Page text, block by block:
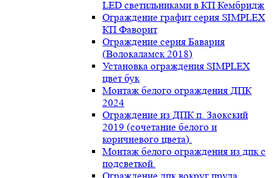
LED светильниками в КП Кембридж
Ограждение графит серия SIMPLEX
КП Фаворит
Ограждение серия Бавария
(Волокаламск 2018)
Установка ограждения SIMPLEX
цвет бук
Монтаж белого ограждения ДПК
2024
Ограждение из ДПК п. Заокский
2019 (сочетание белого и
коричневого цвета).
Монтаж белого ограждения из дпк с
подсветкой.